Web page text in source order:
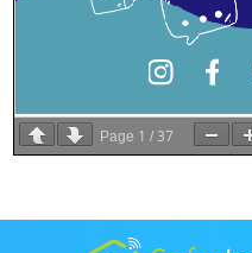
Page 1 / 37